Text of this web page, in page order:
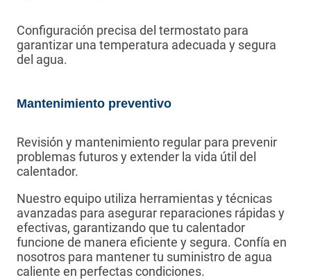
Configuración precisa del termostato para
garantizar una temperatura adecuada y segura
del agua.
Mantenimiento preventivo
Revisión y mantenimiento regular para prevenir
problemas futuros y extender la vida útil del
calentador.
Nuestro equipo utiliza herramientas y técnicas
avanzadas para asegurar reparaciones rápidas y
efectivas, garantizando que tu calentador
funcione de manera eficiente y segura. Confía en
nosotros para mantener tu suministro de agua
caliente en perfectas condiciones.